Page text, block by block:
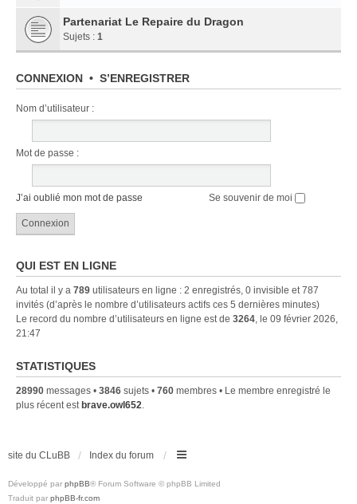
Partenariat Le Repaire du Dragon
Sujets : 1
CONNEXION • S’ENREGISTRER
Nom d’utilisateur :
Mot de passe :
J’ai oublié mon mot de passe Se souvenir de moi
QUI EST EN LIGNE
Au total il y a 789 utilisateurs en ligne : 2 enregistrés, 0 invisible et 787
invités (d’après le nombre d’utilisateurs actifs ces 5 dernières minutes)
Le record du nombre d’utilisateurs en ligne est de 3264, le 09 février 2026,
21:47
STATISTIQUES
28990 messages • 3846 sujets • 760 membres • Le membre enregistré le
plus récent estbrave.owl652.
site du CLuBB Index du forum
Développé par phpBB® Forum Software © phpBB Limited
Traduit par phpBB-fr.com